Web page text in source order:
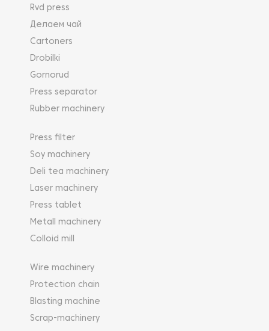
Rvd press
Делаем чай
Cartoners
Drobilki
Gornorud
Press separator
Rubber machinery
Press filter
Soy machinery
Deli tea machinery
Laser machinery
Press tablet
Metall machinery
Colloid mill
Wire machinery
Protection chain
Blasting machine
Scrap-machinery